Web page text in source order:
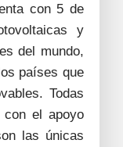
con 5 de
y
del mundo,
países que
Todas
con el apoyo
las únicas